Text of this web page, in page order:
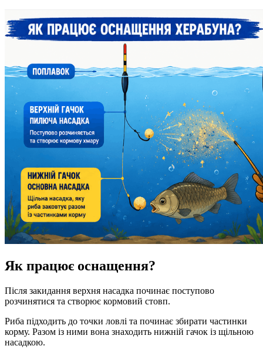
Як працює оснащення?
Після закидання верхня насадка починає поступово
розчинятися та створює кормовий стовп.
Риба підходить до точки ловлі та починає збирати частинки
корму. Разом із ними вона знаходить нижній гачок із щільною
насадкою.